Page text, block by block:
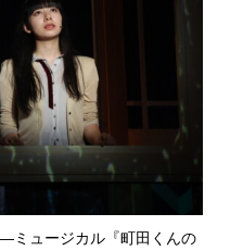
ミュージカル『町田くんの